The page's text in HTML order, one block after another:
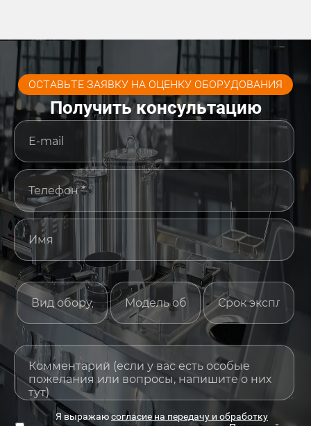
ОСТАВЬТЕ ЗАЯВКУ НА ОЦЕНКУ ОБОРУДОВАНИЯ
Получить консультацию
Я выражаюсогласие на передачу и обработку